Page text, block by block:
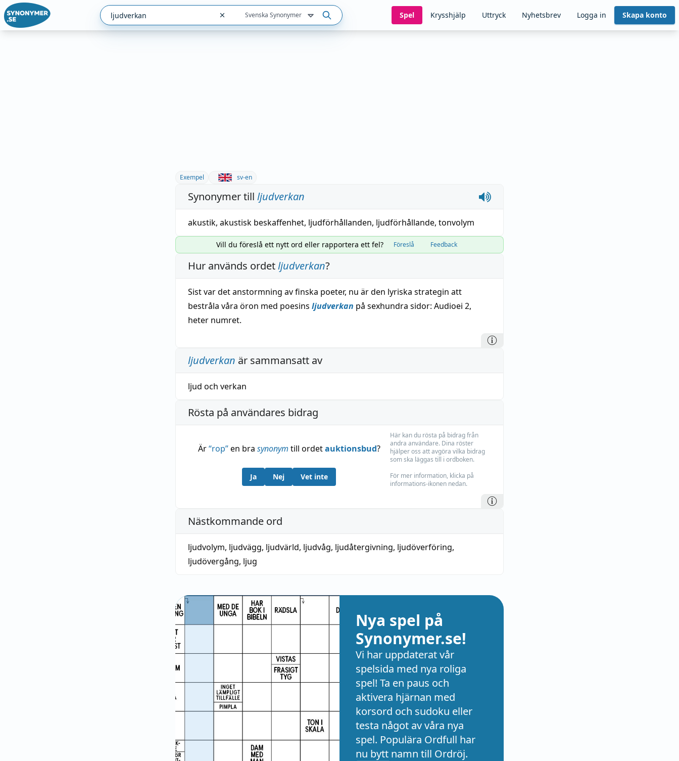
Svenska Synonymer Spel Krysshjälp Uttryck Nyhetsbrev Logga in Skapa konto
Exempel sv-en
Synonymer till ljudverkan
akustik, akustisk beskaffenhet, ljudförhållanden, ljudförhållande, tonvolym
Vill du föreslå ett nytt ord eller rapportera ett fel? Föreslå Feedback
Hur används ordetljudverkan?
Sist var det anstormning av finska poeter, nu är den lyriska strategin att
bestråla våra öron med poesins ljudverkan på sexhundra sidor: Audioei 2,
heter numret.
ljudverkan är sammansatt av
ljud och verkan
Rösta på användares bidrag
Är“rop”en bra synonym till ordetauktionsbud?
Ja Nej Vet inte
Här kan du rösta på bidrag från
andra användare. Dina röster
hjälper oss att avgöra vilka bidrag
som ska läggas till i ordboken.
För mer information, klicka på
informations-ikonen nedan.
Nästkommande ord
ljudvolym, ljudvägg, ljudvärld, ljudvåg, ljudåtergivning, ljudöverföring,
ljudövergång, ljug
Nya spel på
Synonymer.se!
Vi har uppdaterat vår
spelsida med nya roliga
spel! Ta en paus och
aktivera hjärnan med
korsord och sudoku eller
testa något av våra nya
spel. Populära Ordfull har
nu bytt namn till Ordröj.